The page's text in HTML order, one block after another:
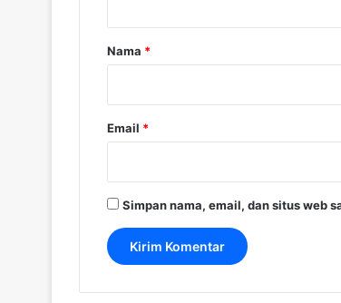
rNama *
Email *
Simpan nama, email, dan situs web